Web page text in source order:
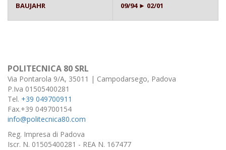
BAUJAHR 09/94 ► 02/01
POLITECNICA 80 SRL
Via Pontarola 9/A, 35011 | Campodarsego, Padova
P.Iva 01505400281
Tel. +39 049700911
Fax.+39 049700154
info@politecnica80.com
Reg. Impresa di Padova
Iscr. N. 01505400281 - REA N. 167477